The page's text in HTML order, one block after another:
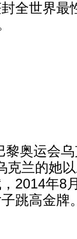
全世界最
黎奥运会
克兰的她
2014年8
跳高金牌